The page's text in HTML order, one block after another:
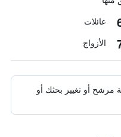
عائلات
الأزواج
مرشح أو تغيير بحثك أو